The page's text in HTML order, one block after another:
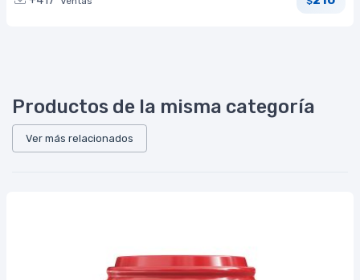
Productos de la misma categoría
Ver más relacionados